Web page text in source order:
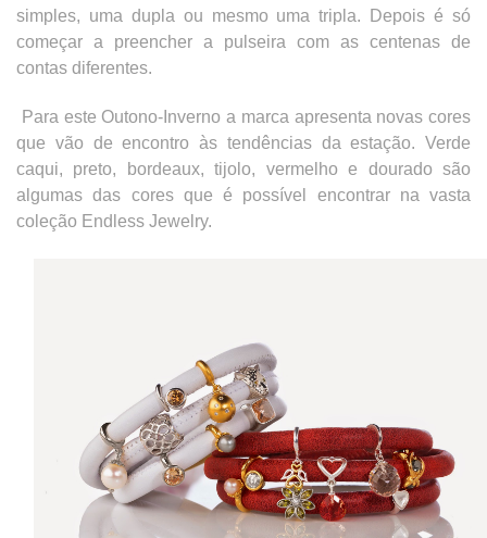
simples, uma dupla ou mesmo uma tripla. Depois é só
começar a preencher a pulseira com as centenas de
contas diferentes.
Para este Outono-Inverno a marca apresenta novas cores
que vão de encontro às tendências da estação. Verde
caqui, preto, bordeaux, tijolo, vermelho e dourado são
algumas das cores que é possível encontrar na vasta
coleção Endless Jewelry.